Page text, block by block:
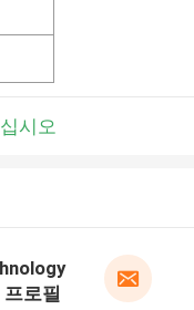
시오
로필